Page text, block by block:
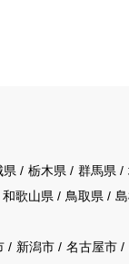
県 栃木県 群馬県
和歌山県 鳥取県
新潟市 名古屋市